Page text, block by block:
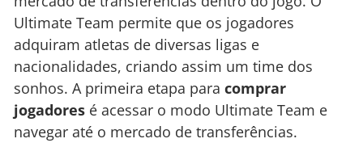
Ultimate Team permite que os jogadores
adquiram atletas de diversas ligas e
nacionalidades, criando assim um time dos
sonhos. A primeira etapa para comprar
jogadores é acessar o modo Ultimate Team e
navegar até o mercado de transferências.